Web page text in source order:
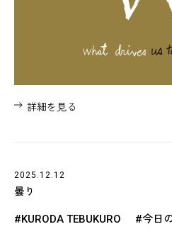
詳細を見る
2025.12.12
曇り
#KURODA TEBUKURO #今日